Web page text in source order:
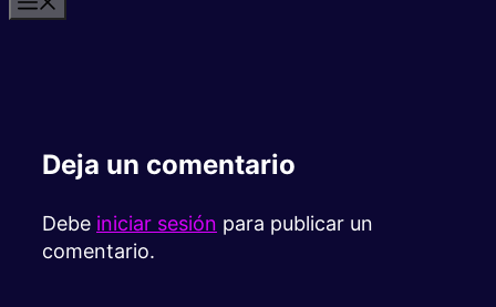
Deja un comentario
Debe iniciar sesión para publicar un
comentario.